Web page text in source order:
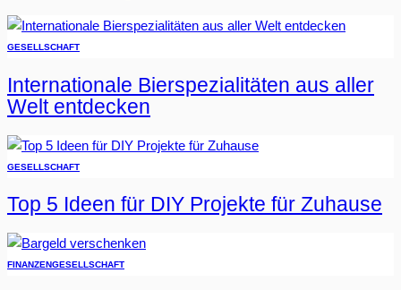
GESELLSCHAFT
Internationale Bierspezialitäten aus aller
Welt entdecken
GESELLSCHAFT
Top 5 Ideen für DIY Projekte für Zuhause
FINANZENGESELLSCHAFT